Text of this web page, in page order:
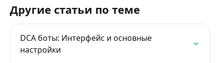
Другие статьи по теме
DCA боты: Интерфейс и основные
настройки